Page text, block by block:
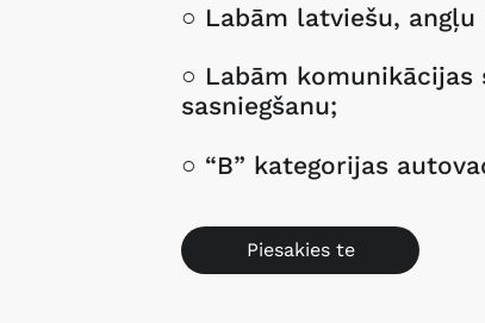
○ Labām latviešu,
○ Labām komunikācijas
sasniegšanu;
○ “B” kategorijas
Piesakies te